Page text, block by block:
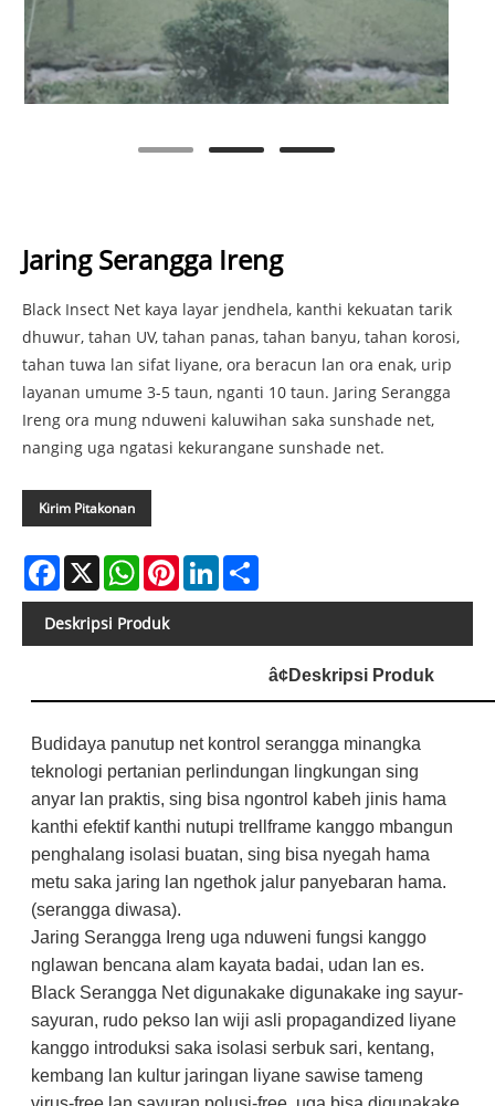
Jaring Serangga Ireng
Black Insect Net kaya layar jendhela, kanthi kekuatan tarik
dhuwur, tahan UV, tahan panas, tahan banyu, tahan korosi,
tahan tuwa lan sifat liyane, ora beracun lan ora enak, urip
layanan umume 3-5 taun, nganti 10 taun. Jaring Serangga
Ireng ora mung nduweni kaluwihan saka sunshade net,
nanging uga ngatasi kekurangane sunshade net.
Kirim Pitakonan
Facebook
X WhatsAppPinterestLinkedIn
Deskripsi Produk
â¢Deskripsi Produk
Budidaya panutup net kontrol serangga minangka
teknologi pertanian perlindungan lingkungan sing
anyar lan praktis, sing bisa ngontrol kabeh jinis hama
kanthi efektif kanthi nutupi trellframe kanggo mbangun
penghalang isolasi buatan, sing bisa nyegah hama
metu saka jaring lan ngethok jalur panyebaran hama.
(serangga diwasa).
Jaring Serangga Ireng uga nduweni fungsi kanggo
nglawan bencana alam kayata badai, udan lan es.
Black Serangga Net digunakake digunakake ing sayur-
sayuran, rudo pekso lan wiji asli propagandized liyane
kanggo introduksi saka isolasi serbuk sari, kentang,
kembang lan kultur jaringan liyane sawise tameng